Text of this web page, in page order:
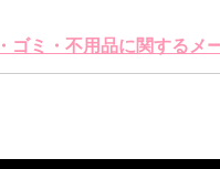
ゴミ・不用品に関するメ